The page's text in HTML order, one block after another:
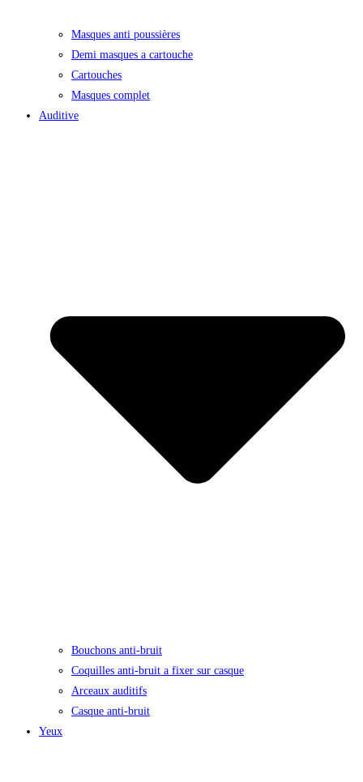
Masques anti poussières
Demi masques a cartouche
Cartouches
Masques complet
Auditive
Bouchons anti-bruit
Coquilles anti-bruit a fixer sur casque
Arceaux auditifs
Casque anti-bruit
Yeux